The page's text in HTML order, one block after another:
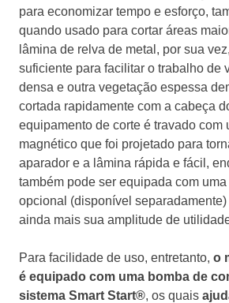
para economizar tempo e esforço,
quando usado para cortar áreas
lâmina de relva de metal, por sua
suficiente para facilitar o trabalho de
densa e outra vegetação espessa
cortada rapidamente com a cabeça
equipamento de corte é travado com
magnético que foi projetado para
aparador e a lâmina rápida e fácil,
também pode ser equipada com
opcional (disponível
ainda mais sua amplitude de
Para facilidade de uso, entretanto, o
é equipado com uma bomba de
sistema Smart Start®, os quais